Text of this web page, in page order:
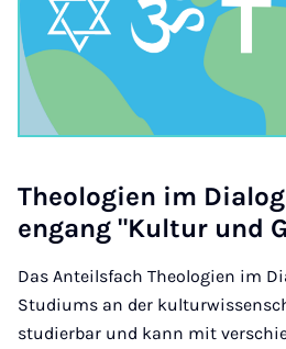
Theo­lo­gien im
engang "Kul­tur und
Das Anteilsfach Theologien im
Studiums an der
studierbar und kann mit